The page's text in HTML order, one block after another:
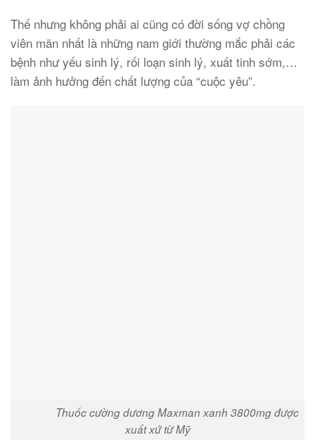
Thế nhưng không phải ai cũng có đời sống vợ chồng
viên mãn nhất là những nam giới thường mắc phải các
bệnh như yếu sinh lý, rối loạn sinh lý, xuất tinh sớm,…
làm ảnh hưởng đến chất lượng của “cuộc yêu”.
Thuốc cường dương Maxman xanh 3800mg được
xuất xứ từ Mỹ